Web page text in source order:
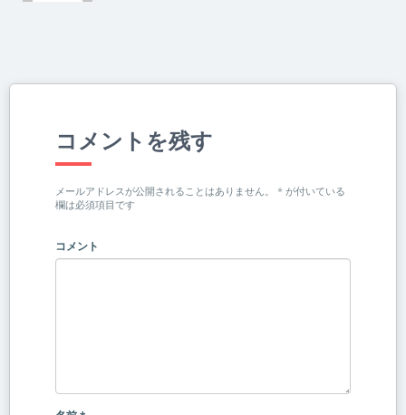
コメントを残す
メールアドレスが公開されることはありません。 * が付いている
欄は必須項目です
コメント